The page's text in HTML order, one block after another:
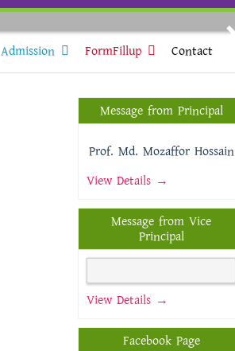
Admission FormFillup Contact
Message from Principal
Prof. Md. Mozaffor Hossain
View Details →
Message from Vice
Principal
View Details →
Facebook Page